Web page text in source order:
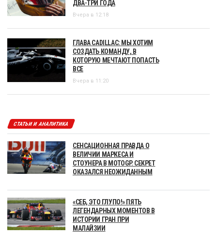
ДВА-ТРИ ГОДА
Вчера в 12:18
ГЛАВА CADILLAC: МЫ ХОТИМ
СОЗДАТЬ КОМАНДУ, В
КОТОРУЮ МЕЧТАЮТ ПОПАСТЬ
ВСЕ
Вчера в 11:20
СТАТЬИ И АНАЛИТИКА
СЕНСАЦИОННАЯ ПРАВДА О
ВЕЛИЧИИ МАРКЕСА И
СТОУНЕРА В MOTOGP. СЕКРЕТ
ОКАЗАЛСЯ НЕОЖИДАННЫМ
«СЕБ, ЭТО ГЛУПО!» ПЯТЬ
ЛЕГЕНДАРНЫХ МОМЕНТОВ В
ИСТОРИИ ГРАН ПРИ
МАЛАЙЗИИ